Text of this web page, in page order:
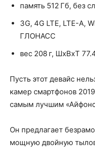
память 512 Гб, без
3G, 4G LTE, LTE-A,
ГЛОНАСС
вес 208 г, ШxВxТ
Пусть этот девайс
камер смартфонов
самым лучшим
Он предлагает
мощную двойную